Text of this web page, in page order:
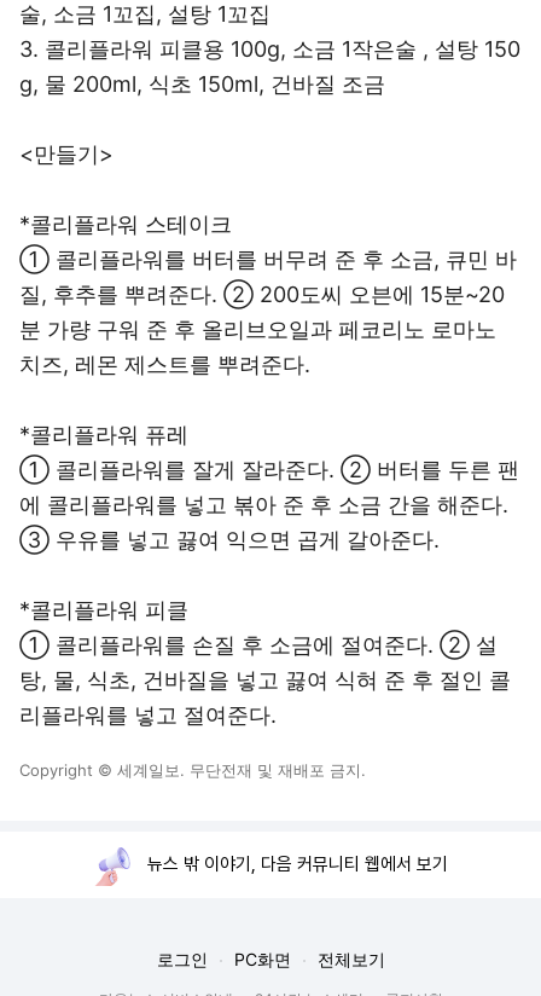
술, 소금 1꼬집, 설탕 1꼬집
3. 콜리플라워 피클용 100g, 소금 1작은술 , 설탕 150
g, 물 200ml, 식초 150ml, 건바질 조금
<만들기>
*콜리플라워 스테이크
① 콜리플라워를 버터를 버무려 준 후 소금, 큐민 바
질, 후추를 뿌려준다. ② 200도씨 오븐에 15분~20
분 가량 구워 준 후 올리브오일과 페코리노 로마노
치즈, 레몬 제스트를 뿌려준다.
*콜리플라워 퓨레
① 콜리플라워를 잘게 잘라준다. ② 버터를 두른 팬
에 콜리플라워를 넣고 볶아 준 후 소금 간을 해준다.
③ 우유를 넣고 끓여 익으면 곱게 갈아준다.
*콜리플라워 피클
① 콜리플라워를 손질 후 소금에 절여준다. ② 설
탕, 물, 식초, 건바질을 넣고 끓여 식혀 준 후 절인 콜
리플라워를 넣고 절여준다.
Copyright © 세계일보. 무단전재 및 재배포 금지.
뉴스 밖 이야기, 다음 커뮤니티 웹에서 보기
로그인 PC화면 전체보기